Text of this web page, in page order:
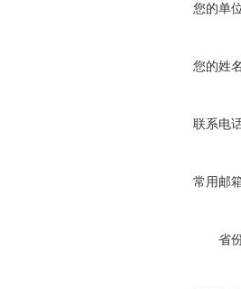
您的单
您的姓
联系电
常用邮
省